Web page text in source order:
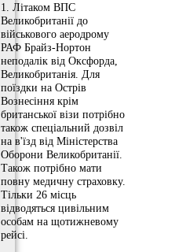
1. Літаком ВПС
Великобританії до
військового аеродрому
РАФ Брайз-Нортон
неподалік від Оксфорда,
Великобританія. Для
поїздки на Острів
Вознесіння крім
британської візи потрібно
також спеціальний дозвіл
на в'їзд від Міністерства
Оборони Великобританії.
Також потрібно мати
повну медичну страховку.
Тільки 26 місць
відводяться цивільним
особам на щотижневому
рейсі.